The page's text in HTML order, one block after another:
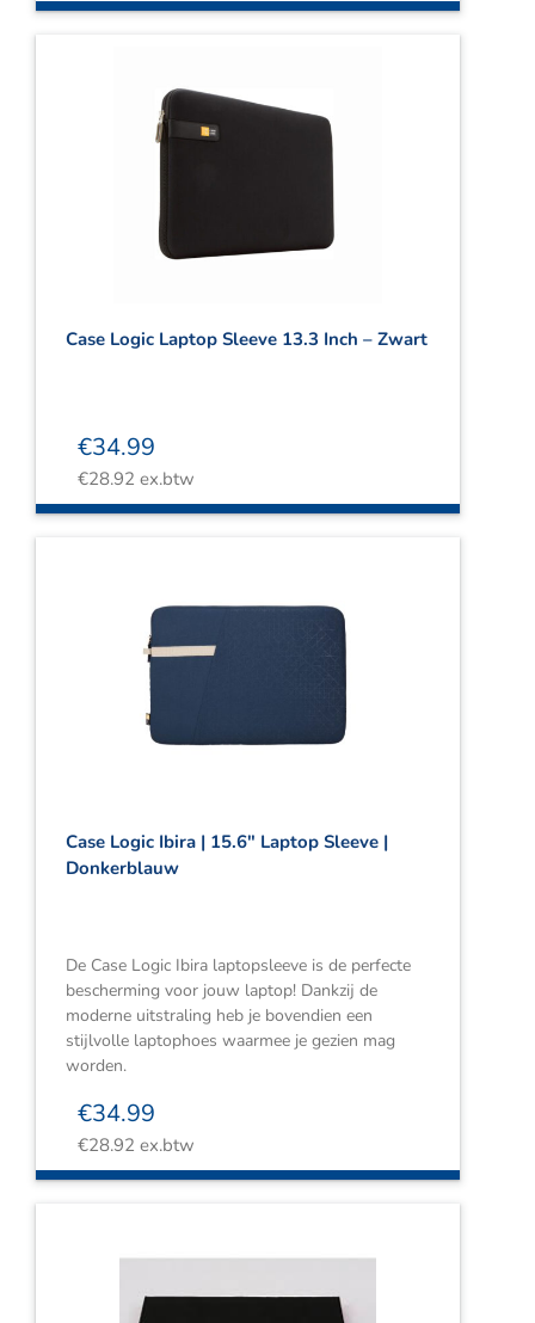
Case Logic Laptop Sleeve 13.3 Inch – Zwart
€34.99
€28.92 ex.btw
Case Logic Ibira | 15.6″ Laptop Sleeve |
Donkerblauw
De Case Logic Ibira laptopsleeve is de perfecte
bescherming voor jouw laptop! Dankzij de
moderne uitstraling heb je bovendien een
stijlvolle laptophoes waarmee je gezien mag
worden.
€34.99
€28.92 ex.btw